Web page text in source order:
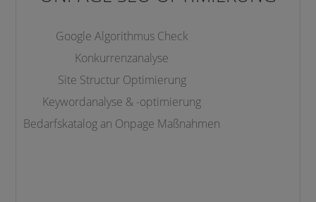
Google Algorithmus Check
Konkurrenzanalyse
Site Structur Optimierung
Keywordanalyse & -optimierung
Bedarfskatalog an Onpage Maßnahmen